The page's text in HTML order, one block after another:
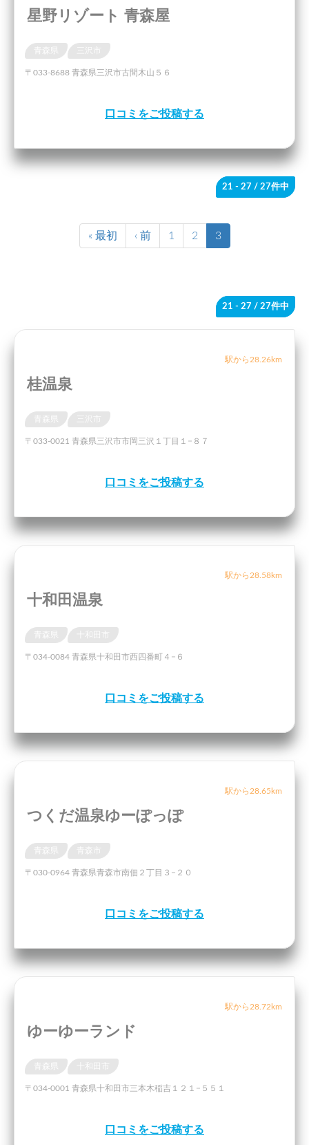
星野リゾート 青森屋
青森県
〒033-8688 青森県三沢市古間木山５６
口コミをご投稿する
21 - 27 / 27件中
« 最初 ‹ 前 1 2 3
21 - 27 / 27件中
駅から28.26km
桂温泉
青森県
〒033-0021 青森県三沢市市岡三沢１丁目１−８７
口コミをご投稿する
駅から28.58km
十和田温泉
青森県
〒034-0084 青森県十和田市西四番町４−６
口コミをご投稿する
駅から28.65km
つくだ温泉ゆーぽっぽ
青森県 青森市
〒030-0964 青森県青森市南佃２丁目３−２０
口コミをご投稿する
駅から28.72km
ゆーゆーランド
青森県
〒034-0001 青森県十和田市三本木稲吉１２１−５５１
口コミをご投稿する